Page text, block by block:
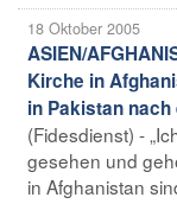
18 Oktober 2005
ASIEN/
Kirche in
in Pakistan
(Fidesdienst) -
gesehen und
in Afghanistan